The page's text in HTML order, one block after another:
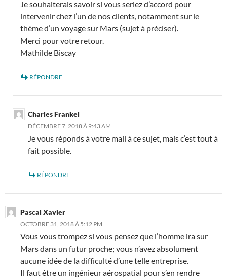
Je souhaiterais savoir si vous seriez d’accord pour
intervenir chez l’un de nos clients, notamment sur le
thème d’un voyage sur Mars (sujet à préciser).
Merci pour votre retour.
Mathilde Biscay
RÉPONDRE
Charles Frankel
DÉCEMBRE 7, 2018 À 9:43 AM
Je vous réponds à votre mail à ce sujet, mais c’est tout à
fait possible.
RÉPONDRE
Pascal Xavier
OCTOBRE 31, 2018 À 5:12 PM
Vous vous trompez si vous pensez que l’homme ira sur
Mars dans un futur proche; vous n’avez absolument
aucune idée de la difficulté d’une telle entreprise.
Il faut être un ingénieur aérospatial pour s’en rendre